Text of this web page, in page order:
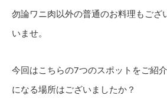
勿論ワニ肉以外の普通のお料理もござ
いませ。
今回はこちらの7つのスポットをご紹
になる場所はございましたか？